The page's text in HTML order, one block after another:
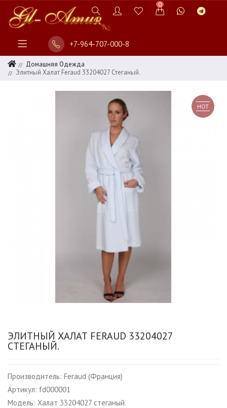
0
+7-964-707-000-8
Домашняя Одежда
Элитный Халат Feraud 33204027 Стеганый.
HOT
ЭЛИТНЫЙ ХАЛАТ FERAUD 33204027
СТЕГАНЫЙ.
Производитель: Feraud (Франция)
Артикул: fd000001
Модель: Халат 33204027 стеганый.